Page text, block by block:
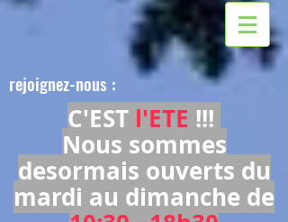
rejoignez-nous :
C'EST l'ETE !!!
Nous sommes
desormais ouverts du
mardi au dimanche de